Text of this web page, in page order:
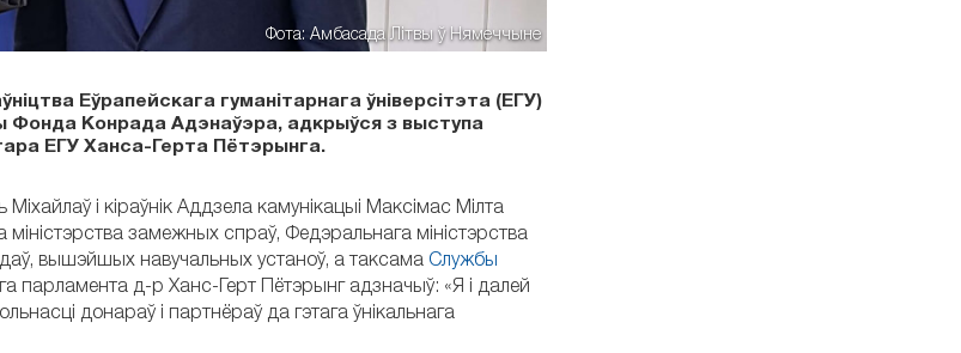
Фота: Амбасада Літвы ў Нямеччыне
Еўрапейскага гуманітарнага ўніверсітэта (ЕГУ)
Фонда Конрада Адэнаўэра, адкрыўся з выступа
ЕГУ Ханса-Герта Пётэрынга.
і кіраўнік Аддзела камунікацыі Максімас Мілта
замежных спраў, Федэральнага міністэрства
вышэйшых навучальных устаноў, а таксама Службы
парламента д-р Ханс-Герт Пётэрынг адзначыў: «Я і далей
донараў і партнёраў да гэтага ўнікальнага